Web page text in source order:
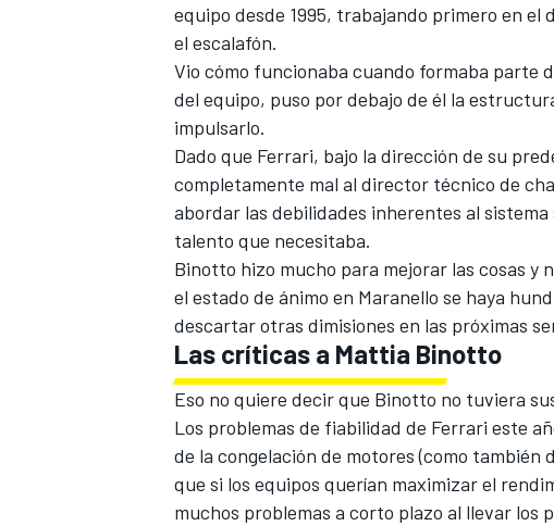
MÁS CATEGORÍAS
equipo desde 1995, trabajando primero en
el escalafón.
Vio cómo funcionaba cuando formaba parte
del equipo, puso por debajo de él la
impulsarlo.
Dado que Ferrari, bajo la dirección de su
completamente mal al director técnico de
abordar las debilidades inherentes al
talento que necesitaba.
Binotto hizo mucho para mejorar las cosas y
el estado de ánimo en Maranello se haya
descartar otras dimisiones en las próximas
Las críticas a Mattia Binotto
Eso no quiere decir que Binotto no tuviera
Los problemas de fiabilidad de Ferrari este
de la congelación de motores (como
que si los equipos querían maximizar el
muchos problemas a corto plazo al llevar los